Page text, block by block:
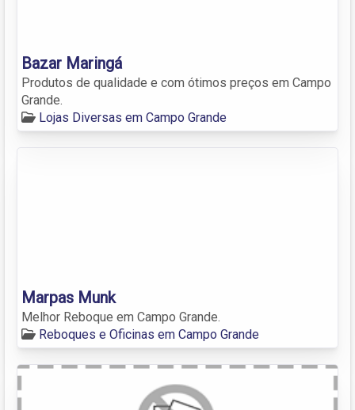
Bazar Maringá
Produtos de qualidade e com ótimos preços em Campo
Grande.
Lojas Diversas em Campo Grande
Marpas Munk
Melhor Reboque em Campo Grande.
Reboques e Oficinas em Campo Grande